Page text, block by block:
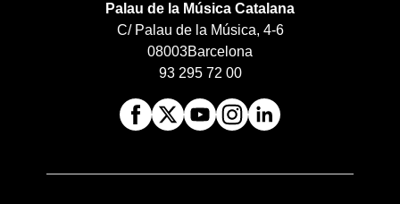
Palau de la Música Catalana
C/ Palau de la Música, 4-6
08003Barcelona
93 295 72 00